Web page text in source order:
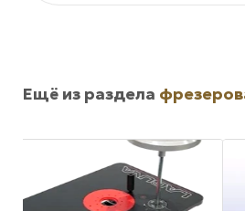
Ещё из раздела